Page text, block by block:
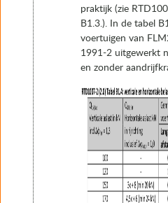
praktijk (zie
B1.3.). In de tabel
voertuigen van
1991-2 uitgewerkt
en zonder